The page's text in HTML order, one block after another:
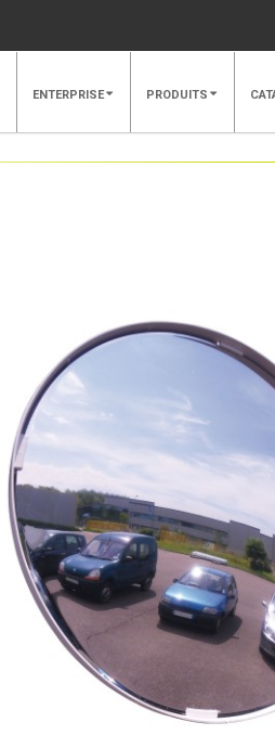
ENTERPRISE PRODUITS